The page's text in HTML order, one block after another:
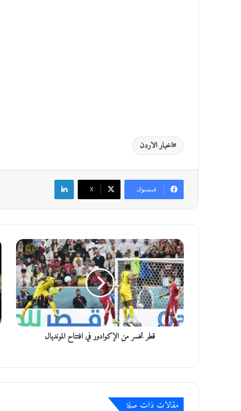
اخبار الاردن
فيسبوك ‫X
ق
ط
ر
ت
خ
س
ر
م
ن
ك
د
قطر تخسر من الإكوادور في افتتاح المونديال
ب
ل
ي
ب
مقالات ذات صلة